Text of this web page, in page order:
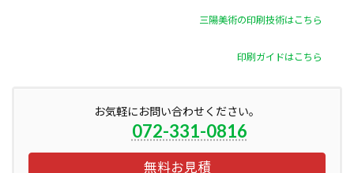
三陽美術の印刷技術はこちら
印刷ガイドはこちら
お気軽にお問い合わせください。
072-331-0816
無料お見積